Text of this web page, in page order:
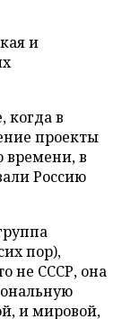
и
когда в
проекты
времени, в
Россию
пор),
не СССР, она
и мировой,